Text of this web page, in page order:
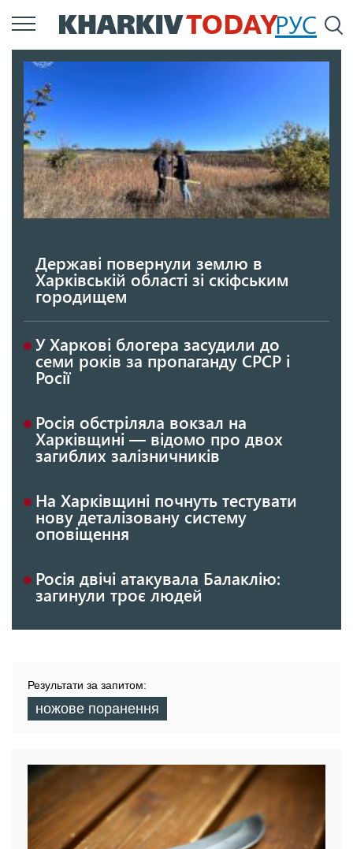
Перейти
до
РУС
Державі повернули землю в
Харківській області зі скіфським
городищем
У Харкові блогера засудили до
семи років за пропаганду СРСР і
Росії
Росія обстріляла вокзал на
Харківщині — відомо про двох
загиблих залізничників
На Харківщині почнуть тестувати
нову деталізовану систему
оповіщення
Росія двічі атакувала Балаклію:
загинули троє людей
Результати за запитом:
ножове поранення